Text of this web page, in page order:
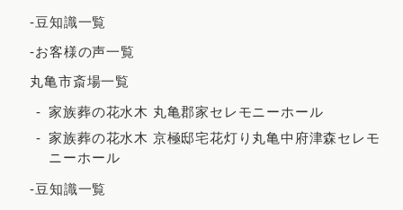
2021年5月
2021年4月
2021年2月
-豆知識一覧
-お客様の声一覧
丸亀市斎場一覧
家族葬の花水木 丸亀郡家セレモニーホール
家族葬の花水木 京極邸宅花灯り丸亀中府津森セレモ
ニーホール
-豆知識一覧